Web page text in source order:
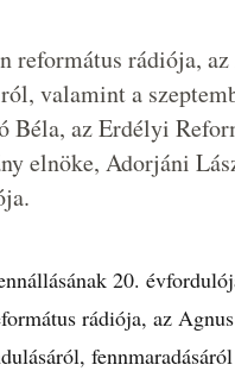
református rádiója,
valamint a
Béla, az Erdélyi
elnöke, Adorjáni
20.
rádiója, az